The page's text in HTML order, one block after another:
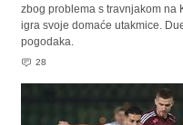
zbog problema s travnjakom na
igra svoje domaće utakmice.
pogodaka.
28